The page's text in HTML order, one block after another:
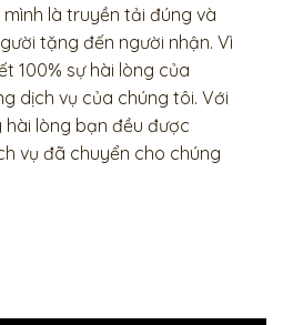
là truyền tải đúng và
tặng đến người nhận. Vì
100% sự hài lòng của
dịch vụ của chúng tôi. Với
lòng bạn đều được
vụ đã chuyển cho chúng